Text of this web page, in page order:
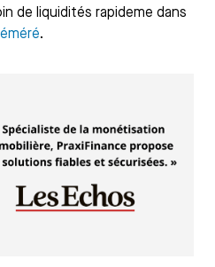
de liquidités rapideme dans
.